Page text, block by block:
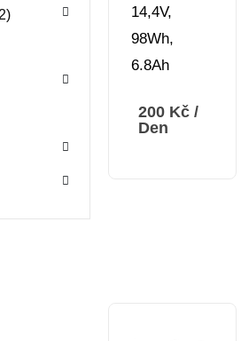
14,4V,
98Wh,
6.8Ah
200 Kč /
Den